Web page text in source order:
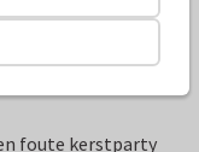
foute kerstparty